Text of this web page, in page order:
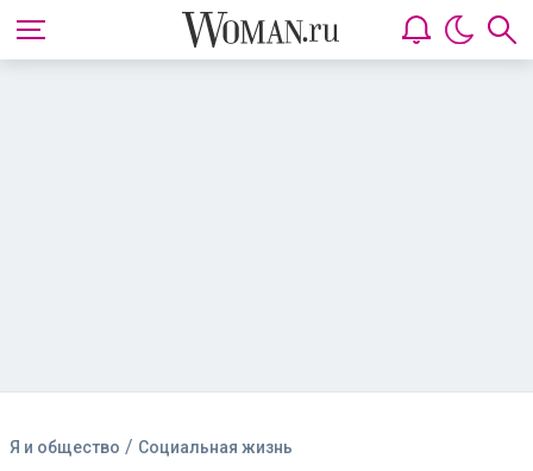
Я и общество / Социальная жизнь